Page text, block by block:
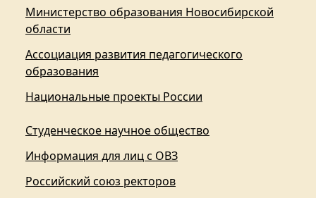
Министерство образования Новосибирской
области
Ассоциация развития педагогического
образования
Национальные проекты России
Студенческое научное общество
Информация для лиц с ОВЗ
Российский союз ректоров